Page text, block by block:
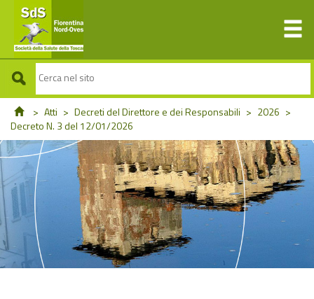
> Atti > Decreti del Direttore e dei Responsabili > 2026 >
Decreto N. 3 del 12/01/2026